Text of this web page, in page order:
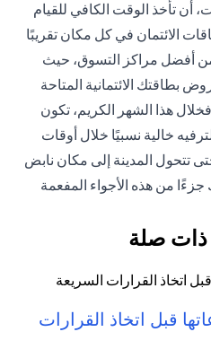
أن تأخذ الوقت الكافي للقيام
الائتمان في كل مكان تقريبًا
أفضل مراكز التسوق، حيث
بطاقتك الائتمانية المتاحة
هذا الشهر الكريم، تكون
خالية نسبيًا خلال أوقات
تتحول المدينة إلى مكان نابض
جزءًا من هذه الأجواء المفعمة
ذات صلة
قبل اتخاذ القرارات